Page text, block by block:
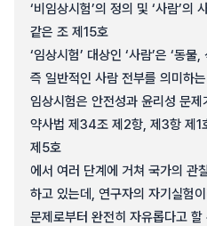
‘비임상시험’의 정의 및 ‘사람’의
같은 조 제15호
‘임상시험’ 대상인 ‘사람’은 ‘동
즉 일반적인 사람 전부를 의미하
임상시험은 안전성과 윤리성 문제
약사법 제34조 제2항, 제3항 제
제5호
에서 여러 단계에 거쳐 국가의 관
하고 있는데, 연구자의 자기실험
문제로부터 완전히 자유롭다고